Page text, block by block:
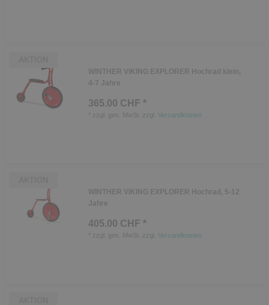
WINTHER VIKING EXPLORER Hochrad klein,
4-7 Jahre
365.00 CHF *
zzgl. ges. MwSt. zzgl. Versandkosten
WINTHER VIKING EXPLORER Hochrad, 5-12
Jahre
405.00 CHF *
zzgl. ges. MwSt. zzgl. Versandkosten